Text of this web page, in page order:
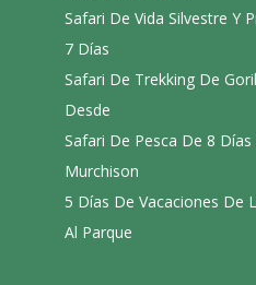
Safari De Vida Silvestre Y
7 Días
Safari De Trekking De
Desde
Safari De Pesca De 8
Murchison
5 Días De Vacaciones De
Al Parque